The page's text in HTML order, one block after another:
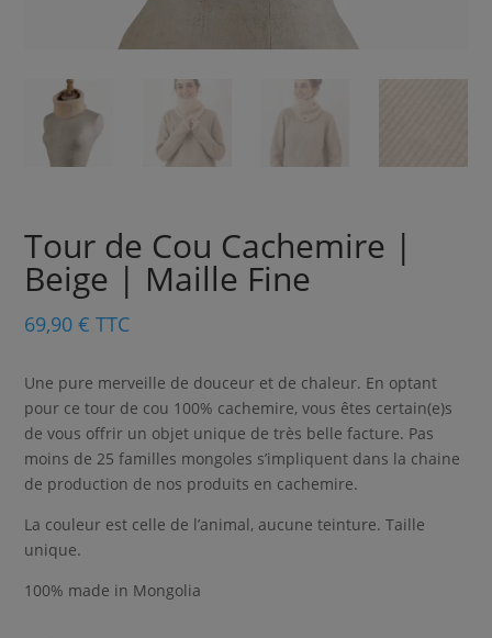
Tour de Cou Cachemire |
Beige | Maille Fine
69,90€ TTC
Une pure merveille de douceur et de chaleur. En optant
pour ce tour de cou 100% cachemire, vous êtes certain(e)s
de vous offrir un objet unique de très belle facture. Pas
moins de 25 familles mongoles s’impliquent dans la chaine
de production de nos produits en cachemire.
La couleur est celle de l’animal, aucune teinture. Taille
unique.
100% made in Mongolia